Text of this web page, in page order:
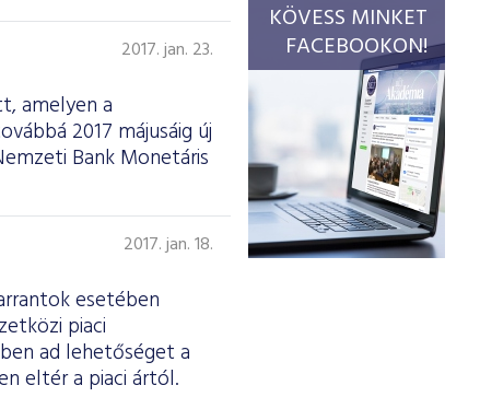
2017. jan. 23.
amelyen a
2017 májusáig új
Bank Monetáris
2017. jan. 18.
esetében
piaci
ad lehetőséget a
eltér a piaci ártól.
KÖVESS MINKET
FACEBOOKON!